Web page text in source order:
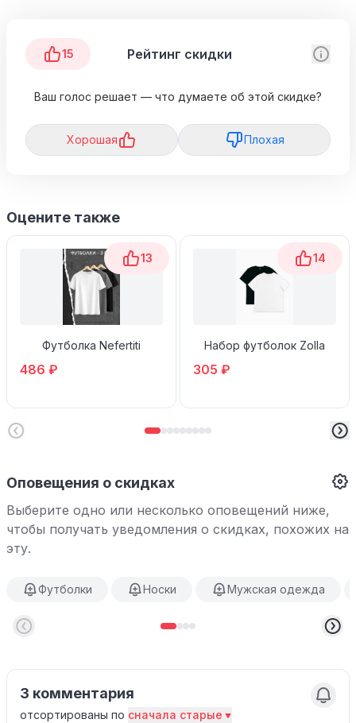
15 Рейтинг скидки
Ваш голос решает — что думаете об этой скидке?
Хорошая Плохая
Оцените также
13
Футболка Nefertiti
486 ₽
14
Набор футболок Zolla
305 ₽
Оповещения о скидках
Выберите одно или несколько оповещений ниже,
чтобы получать уведомления о скидках, похожих на
эту.
Футболки Носки Мужская одежда
3 комментария
отсортированы по сначала старые